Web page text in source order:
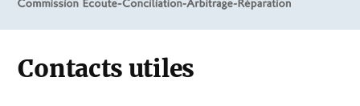
Contacts utiles